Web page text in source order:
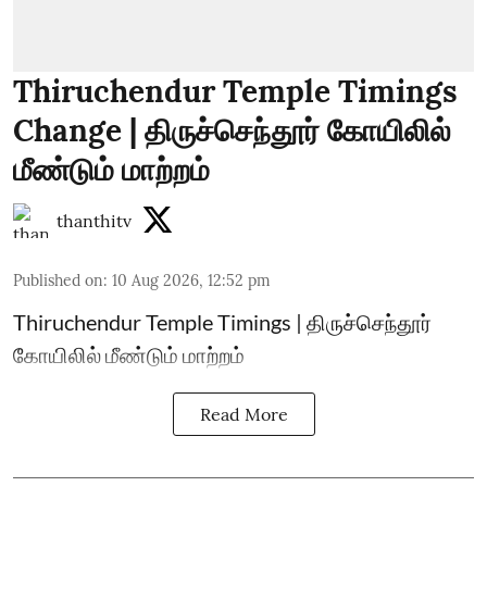
Thiruchendur Temple Timings
Change | திருச்செந்தூர் கோயிலில்
மீண்டும் மாற்றம்
thanthitv
Published on: 10 Aug 2026, 12:52 pm
Thiruchendur Temple Timings | திருச்செந்தூர்
கோயிலில் மீண்டும் மாற்றம்
Read More